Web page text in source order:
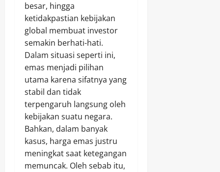
besar, hingga
ketidakpastian kebijakan
global membuat investor
semakin berhati-hati.
Dalam situasi seperti ini,
emas menjadi pilihan
utama karena sifatnya yang
stabil dan tidak
terpengaruh langsung oleh
kebijakan suatu negara.
Bahkan, dalam banyak
kasus, harga emas justru
meningkat saat ketegangan
memuncak. Oleh sebab itu,